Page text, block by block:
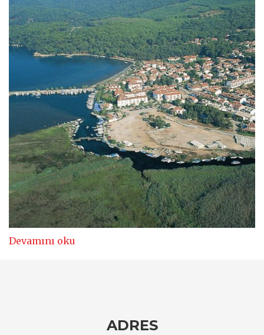
Devamını oku
ADRES